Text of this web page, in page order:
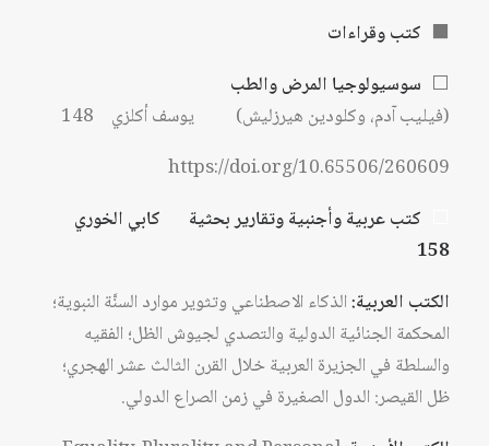
⬛ كتب وقراءات
⬜ سوسيولوجيا المرض والطب
(فيليب آدم، وكلودين هيرزليش)
يوسف أكلزي 148
https://doi.org/10.65506/260609
كتب عربية وأجنبية وتقارير بحثية كابي الخوري
158
الكتب العربية:الذكاء الاصطناعي وتثوير موارد السنَّة النبوية؛
المحكمة الجنائية الدولية والتصدي لجيوش الظل؛ الفقيه
والسلطة في الجزيرة العربية خلال القرن الثالث عشر الهجري؛
ظل القيصر: الدول الصغيرة في زمن الصراع الدولي.